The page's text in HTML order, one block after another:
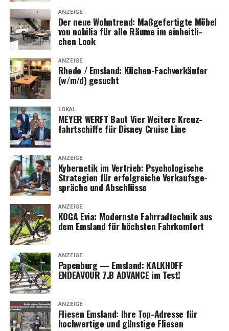
ANZEIGE
Der neue Wohn­trend: Maß­ge­fer­tig­te Möbel
von nobi­lia für alle Räu­me im ein­heit­li­
chen Look
ANZEIGE
Rhe­de / Ems­land: Küchen-Fach­ver­käu­fer
(w/m/d) gesucht
LOKAL
MEYER WERFT Baut Vier Wei­te­re Kreuz­
fahrt­schif­fe für Dis­ney Crui­se Line
ANZEIGE
Kyber­ne­tik im Ver­trieb: Psy­cho­lo­gi­sche
Stra­te­gien für erfolg­rei­che Ver­kaufs­ge­
sprä­che und Abschlüsse
ANZEIGE
KOGA Evia: Moderns­te Fahr­rad­tech­nik aus
dem Ems­land für höchs­ten Fahrkomfort
ANZEIGE
Papen­burg — Ems­land: KALKHOFF
ENDEAVOUR 7.B ADVANCE im Test!
ANZEIGE
Flie­sen Ems­land: Ihre Top-Adres­se für
hoch­wer­ti­ge und güns­ti­ge Fliesen